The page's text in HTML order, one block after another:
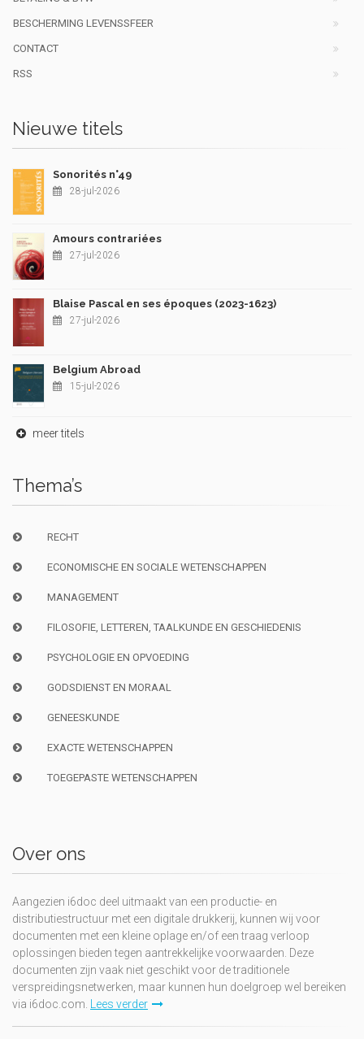
BESCHERMING LEVENSSFEER
CONTACT
RSS
Nieuwe titels
Sonorités n°49
28-jul-2026
Amours contrariées
27-jul-2026
Blaise Pascal en ses époques (2023-1623)
27-jul-2026
Belgium Abroad
15-jul-2026
meer titels
Thema’s
RECHT
ECONOMISCHE EN SOCIALE WETENSCHAPPEN
MANAGEMENT
FILOSOFIE, LETTEREN, TAALKUNDE EN GESCHIEDENIS
PSYCHOLOGIE EN OPVOEDING
GODSDIENST EN MORAAL
GENEESKUNDE
EXACTE WETENSCHAPPEN
TOEGEPASTE WETENSCHAPPEN
Over ons
Aangezien i6doc deel uitmaakt van een productie- en
distributiestructuur met een digitale drukkerij, kunnen wij voor
documenten met een kleine oplage en/of een traag verloop
oplossingen bieden tegen aantrekkelijke voorwaarden. Deze
documenten zijn vaak niet geschikt voor de traditionele
verspreidingsnetwerken, maar kunnen hun doelgroep wel bereiken
via i6doc.com. Lees verder